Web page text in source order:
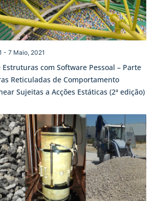
Estruturas com Software Pessoal – Parte
Reticuladas de Comportamento
Sujeitas a Acções Estáticas (2ª edição)
- 7 Maio, 2021